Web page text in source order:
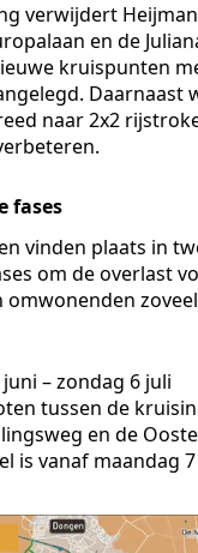
verwijdert
en de
kruispunten
Daarnaast
naar 2x2
fases
vinden plaats in
om de overlast
– zondag 6 juli
tussen de
en de
is vanaf maandag